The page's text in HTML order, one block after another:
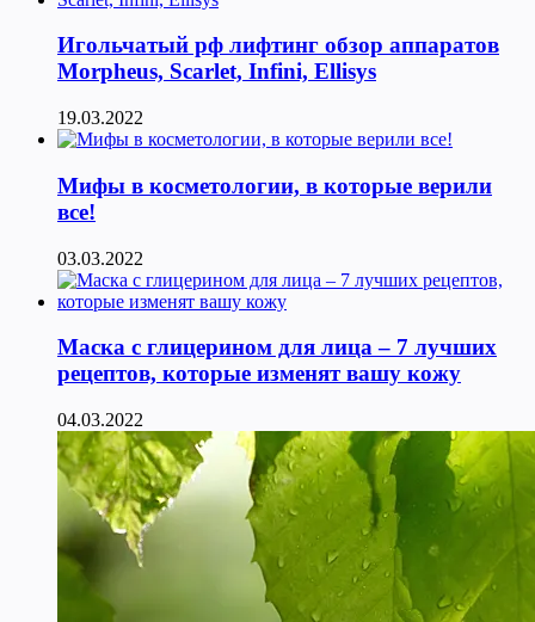
Игольчатый рф лифтинг обзор аппаратов
Morpheus, Scarlet, Infini, Ellisys
19.03.2022
Мифы в косметологии, в которые верили
все!
03.03.2022
Маска с глицерином для лица – 7 лучших
рецептов, которые изменят вашу кожу
04.03.2022